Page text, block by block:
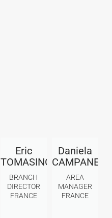
Eric
TOMASINO
BRANCH
DIRECTOR
FRANCE
Daniela
AREA
MANAGER
FRANCE